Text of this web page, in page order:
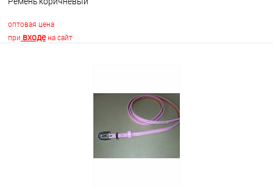
оптовая цена
при входена сайт
Недоступно